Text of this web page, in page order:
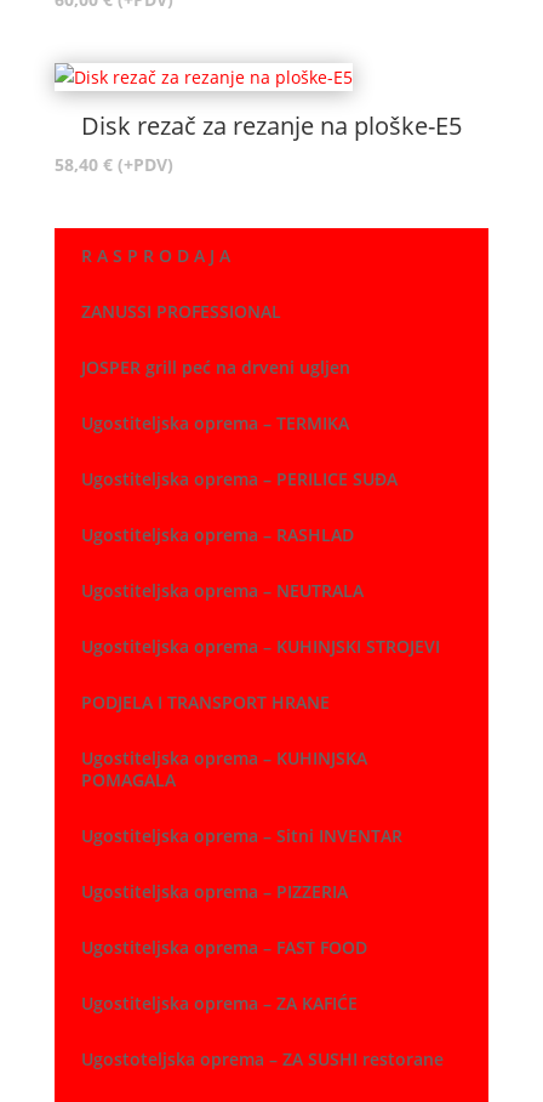
Disk rezač za rezanje na ploške-E5
58,40 € (+PDV)
R A S P R O D A J A
ZANUSSI PROFESSIONAL
JOSPER grill peć na drveni ugljen
Ugostiteljska oprema – TERMIKA
Ugostiteljska oprema – PERILICE SUĐA
Ugostiteljska oprema – RASHLAD
Ugostiteljska oprema – NEUTRALA
Ugostiteljska oprema – KUHINJSKI STROJEVI
PODJELA I TRANSPORT HRANE
Ugostiteljska oprema – KUHINJSKA
POMAGALA
Ugostiteljska oprema – Sitni INVENTAR
Ugostiteljska oprema – PIZZERIA
Ugostiteljska oprema – FAST FOOD
Ugostiteljska oprema – ZA KAFIĆE
Ugostoteljska oprema – ZA SUSHI restorane